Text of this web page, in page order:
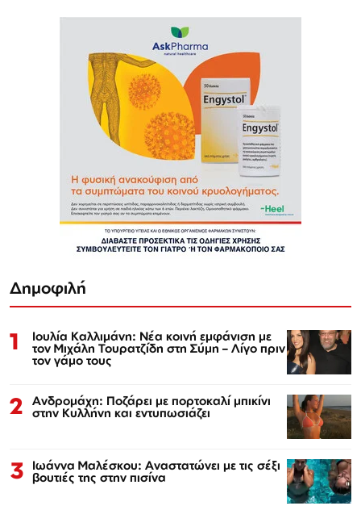
Δημοφιλή
1 Ιουλία Καλλιμάνη: Νέα κοινή εμφάνιση με
τον Μιχάλη Τουρατζίδη στη Σύμη – Λίγο πριν
τον γάμο τους
2 Ανδρομάχη: Ποζάρει με πορτοκαλί μπικίνι
στην Κυλλήνη και εντυπωσιάζει
3 Ιωάννα Μαλέσκου: Αναστατώνει με τις σέξι
βουτιές της στην πισίνα